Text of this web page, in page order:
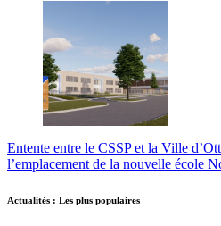
Entente entre le CSSP et la Ville
l’emplacement de la nouvelle école
Actualités : Les plus populaires